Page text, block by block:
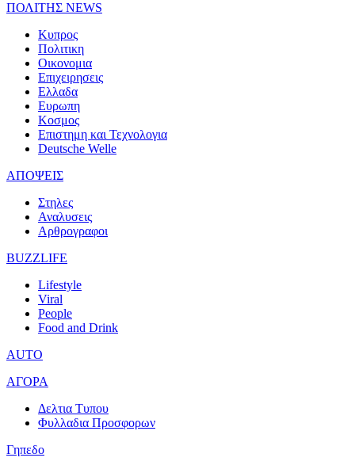
ΠΟΛΙΤΗΣ NEWS
Κυπρος
Πολιτικη
Οικονομια
Επιχειρησεις
Ελλαδα
Ευρωπη
Κοσμος
Επιστημη και Τεχνολογια
Deutsche Welle
ΑΠΟΨΕΙΣ
Στηλες
Αναλυσεις
Αρθρογραφοι
BUZZLIFE
Lifestyle
Viral
People
Food and Drink
AUTO
ΑΓΟΡΑ
Δελτια Τυπου
Φυλλαδια Προσφορων
Γηπεδο